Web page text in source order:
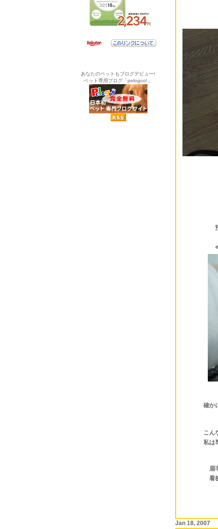
あなたのペットもブログデビュー!
ペット専用ブログ「pelogoo!」
預けてる
確かに引
こんなと
私は専用
眉毛とヒ
看板犬の
Jan 18, 2007